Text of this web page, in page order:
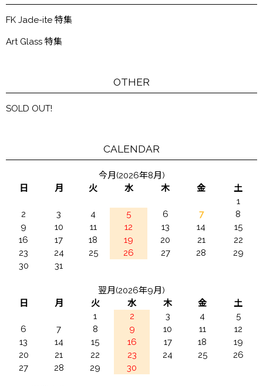
FK Jade-ite 特集
Art Glass 特集
OTHER
SOLD OUT!
CALENDAR
今月(2026年8月)
日
月 火 水 木 金
土
1
2
3 4 5 6 7
8
9
10 11 12 13 14
15
16
17 18 19 20 21
22
23
24 25 26 27 28
29
30
31
翌月(2026年9月)
日
月 火 水 木 金
土
1
2 3 4
5
6
7 8 9 10 11
12
13
14 15 16 17 18
19
20
21 22 23 24 25
26
27
28 29 30